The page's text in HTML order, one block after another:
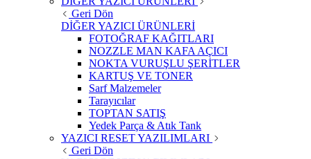
Geri Dön
DİĞER YAZICI ÜRÜNLERİ
FOTOĞRAF KAĞITLARI
NOZZLE MAN KAFA AÇICI
NOKTA VURUŞLU ŞERİTLER
KARTUŞ VE TONER
Sarf Malzemeler
Tarayıcılar
TOPTAN SATIŞ
Yedek Parça & Atık Tank
YAZICI RESET YAZILIMLARI
Geri Dön